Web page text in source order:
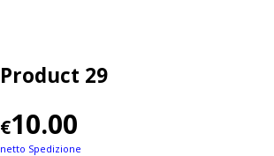
Product 29
€10.00
netto Spedizione